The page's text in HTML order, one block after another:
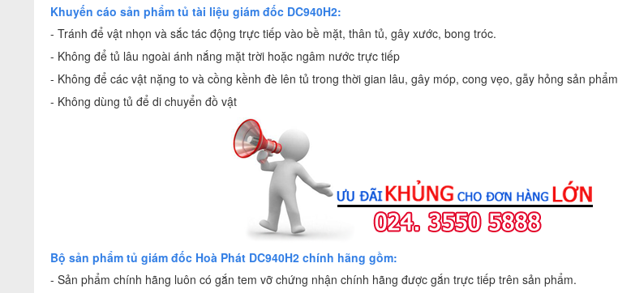
Khuyến cáo sản phẩm tủ tài liệu giám đốc DC940H2:
- Tránh để vật nhọn và sắc tác động trực tiếp vào bề mặt, thân tủ, gây xước, bong tróc.
- Không để tủ lâu ngoài ánh nắng mặt trời hoặc ngâm nước trực tiếp
- Không để các vật nặng to và cồng kềnh đè lên tủ trong thời gian lâu, gây móp, cong vẹo, gẫy hỏng sản phẩm
- Không dùng tủ để di chuyển đồ vật
Bộ sản phẩm tủ giám đốc Hoà Phát DC940H2 chính hãng gồm:
- Sản phẩm chính hãng luôn có gắn tem vỡ chứng nhận chính hãng được gắn trực tiếp trên sản phẩm.